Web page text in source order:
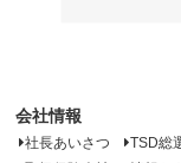
会社情報
社長あいさつ TSD総